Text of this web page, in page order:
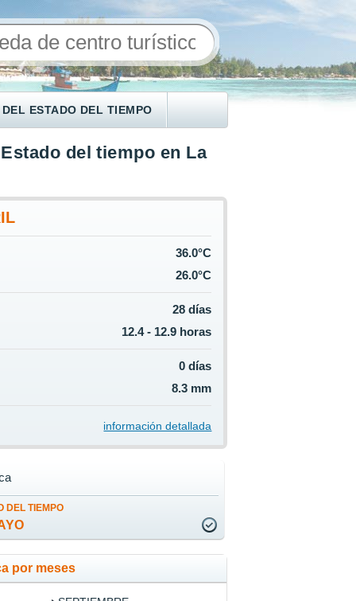
ESTADO DEL TIEMPO
Estado del tiempo en La
36.0°C
26.0°C
28 días
12.4 - 12.9 horas
0 días
8.3 mm
información detallada
DEL TIEMPO
por meses